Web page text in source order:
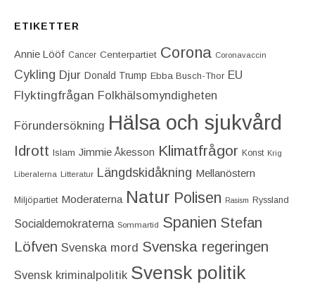
ETIKETTER
Annie Lööf Cancer Centerpartiet‎ Corona Coronavaccin
Cykling Djur Donald Trump Ebba Busch-Thor EU
Flyktingfrågan Folkhälsomyndigheten
Förundersökning Hälsa och sjukvård
Idrott Islam Jimmie Åkesson Klimatfrågor Konst Krig
Liberalerna Litteratur Längdskidåkning Mellanöstern
Miljöpartiet Moderaterna Natur Polisen Rasism Ryssland
Socialdemokraterna Sommartid Spanien Stefan
Löfven Svenska mord Svenska regeringen
Svensk kriminalpolitik Svensk politik